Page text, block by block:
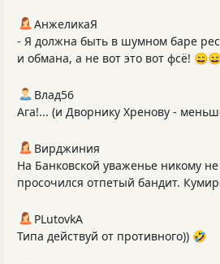
АнжеликаЯ
- Я должна быть в шумном баре
и обмана, а не вот это вот фсё!
Влад56
Ага!... (и Дворнику Хренову -
Вирджиния
На Банковской уваженье никому не
просочился отпетый бандит.
PLutоvkА
Типа действуй от противного)) 🤣